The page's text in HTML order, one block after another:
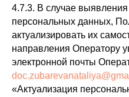
4.7.3. В случае выявления
персональных данных,
актуализировать их
направления Оператору
электронной почты
«Актуализация